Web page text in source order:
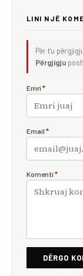
LINI NJË
Për t'u
Përgjigju
Emri *
Email *
Komenti *
DËRGO